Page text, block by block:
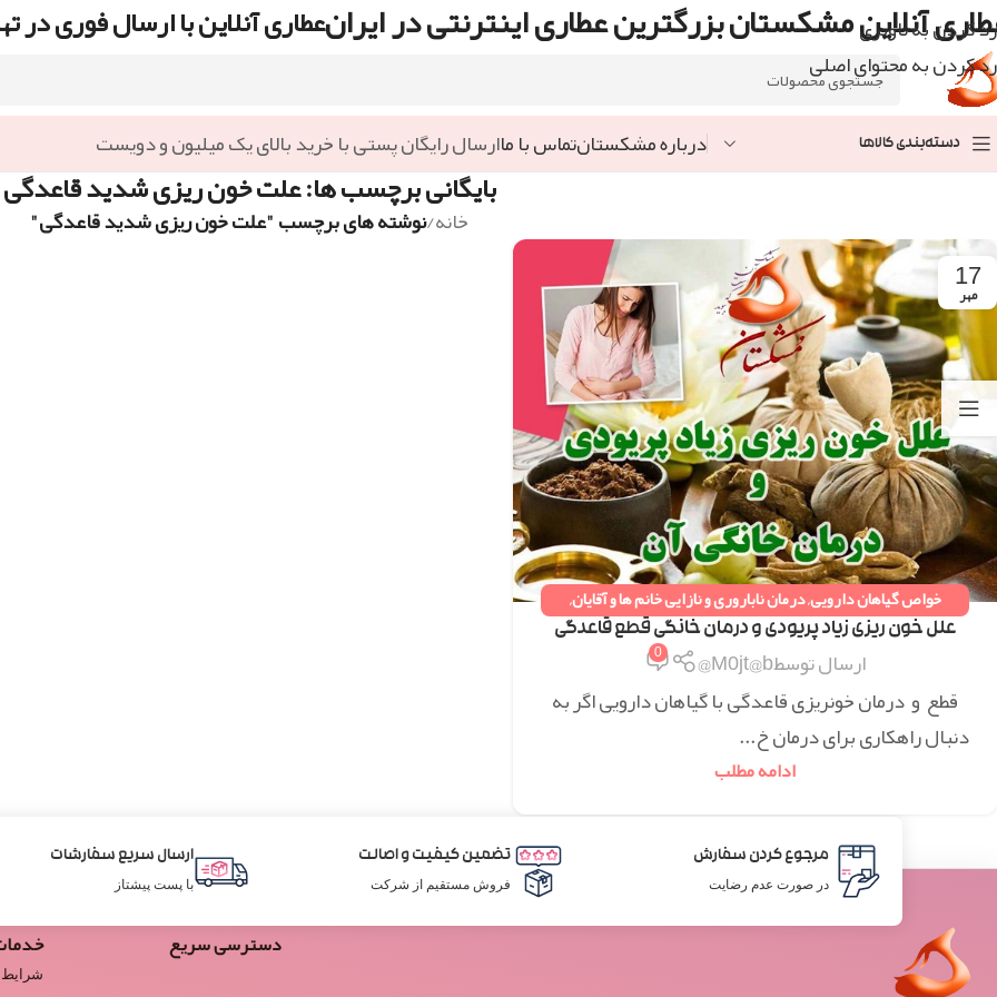
رد کردن به ناوبری
رد کردن به محتوای اصلی
آنلاین مشکستان بزرگترین عطاری اینترنتی در ایرانعطاری آنلاین با ارسال فوری در
دسته‌بندی کالاها درباره مشکستانتماس با ماارسال رایگان پستی با خرید بالای یک میلیون و دویست
بایگانی برچسب ها: علت خون ریزی شدید قاعدگی
خانه/نوشته های برچسب "علت خون ریزی شدید قاعدگی"
17
مهر
خواص گیاهان دارویی,درمان ناباروری و نازایی خانم ها و آقایان,
دستورات طب سنتی,همه مقالات
علل خون ریزی زیاد پریودی و درمان خانگی قطع قاعدگی
ارسال توسطM0jt@b@
0
قطع و درمان خونریزی قاعدگی با گیاهان دارویی اگر به
دنبال راهکاری برای درمان خ...
ادامه مطلب
مرجوع کردن سفارش
در صورت عدم رضایت
تضمین کیفیت و اصالت
فروش مستقیم از شرکت
ارسال سریع سفارشات
با پست پیشتاز
دسترسی سریع